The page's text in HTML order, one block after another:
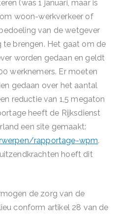
(was 1 januari, maar is
woon-werkverkeer of
van de wetgever
brengen. Het gaat om de
worden gedaan en geldt
werknemers. Er moeten
gedaan over het aantal
reductie van 1,5 megaton
heeft de Rijksdienst
een site gemaakt:
rapportage-wpm.
hoeft dit
de zorg van de
conform artikel 28 van de